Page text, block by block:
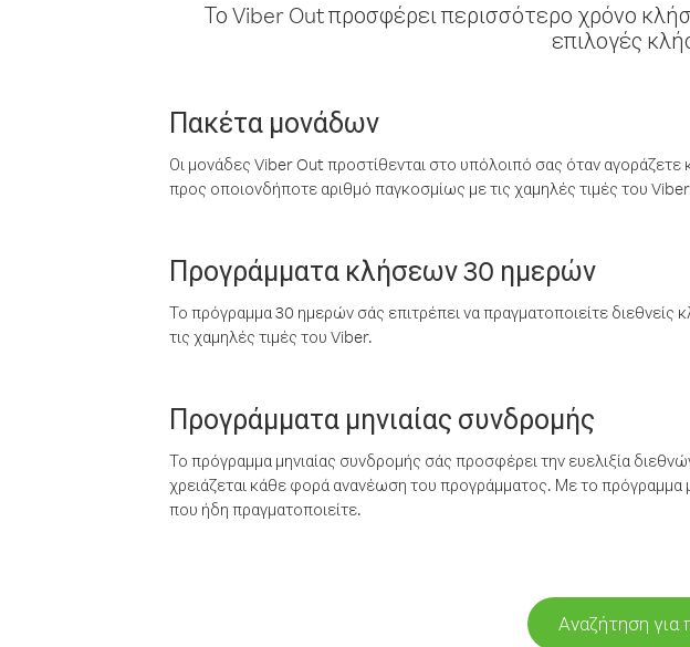
Το Viber Out προσφέρει περισσότερο χρόνο
επιλογές
Πακέτα μονάδων
Οι μονάδες Viber Out προστίθενται στο υπόλοιπό σας όταν
προς οποιονδήποτε αριθμό παγκοσμίως με τις χαμηλές τιμές του
Προγράμματα κλήσεων 30 ημερών
Το πρόγραμμα 30 ημερών σάς επιτρέπει να πραγματοποιείτε
τις χαμηλές τιμές του Viber.
Προγράμματα μηνιαίας συνδρομής
Το πρόγραμμα μηνιαίας συνδρομής σάς προσφέρει την ευελιξία
χρειάζεται κάθε φορά ανανέωση του προγράμματος. Με το πρόγραμμα
που ήδη πραγματοποιείτε.
Αναζήτηση για